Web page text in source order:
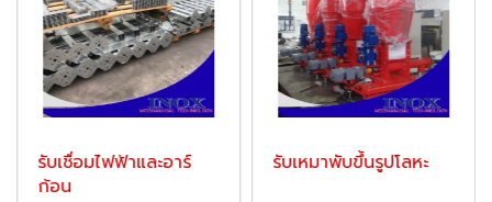
รับเชื่อมไฟฟ้าและอาร์
ก้อน
รับเหมาพับขึ้นรูปโลหะ